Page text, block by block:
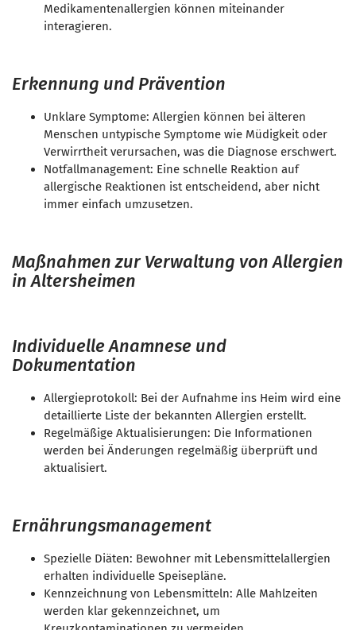
Medikamentenallergien können miteinander
interagieren.
Erkennung und Prävention
Unklare Symptome: Allergien können bei älteren
Menschen untypische Symptome wie Müdigkeit oder
Verwirrtheit verursachen, was die Diagnose erschwert.
Notfallmanagement: Eine schnelle Reaktion auf
allergische Reaktionen ist entscheidend, aber nicht
immer einfach umzusetzen.
Maßnahmen zur Verwaltung von Allergien
in Altersheimen
Individuelle Anamnese und
Dokumentation
Allergieprotokoll: Bei der Aufnahme ins Heim wird eine
detaillierte Liste der bekannten Allergien erstellt.
Regelmäßige Aktualisierungen: Die Informationen
werden bei Änderungen regelmäßig überprüft und
aktualisiert.
Ernährungsmanagement
Spezielle Diäten: Bewohner mit Lebensmittelallergien
erhalten individuelle Speisepläne.
Kennzeichnung von Lebensmitteln: Alle Mahlzeiten
werden klar gekennzeichnet, um